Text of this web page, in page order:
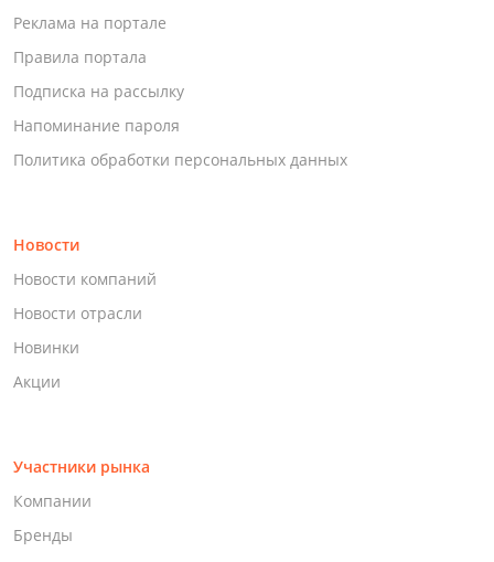
Реклама на портале
Правила портала
Подписка на рассылку
Напоминание пароля
Политика обработки персональных данных
Новости
Новости компаний
Новости отрасли
Новинки
Акции
Участники рынка
Компании
Бренды